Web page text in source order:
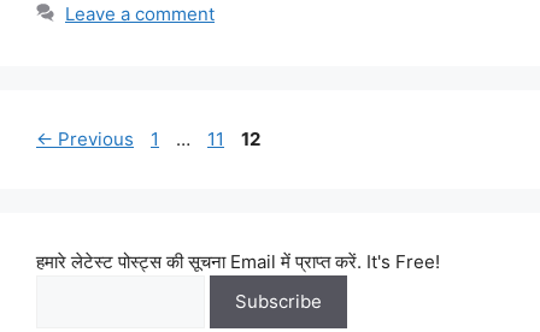
Leave a comment
← Previous Page
1 … Page
11 Page
12
हमारे लेटेस्ट पोस्ट्स की सूचना Email में प्राप्त करें. It's Free!